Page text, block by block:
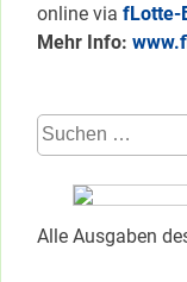
online via fLotte-
Mehr Info:
Suchen
nach:
Alle Ausgaben